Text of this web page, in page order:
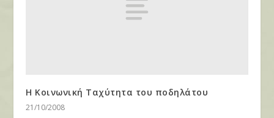
Η Κοινωνική Ταχύτητα του ποδηλάτου
21/10/2008